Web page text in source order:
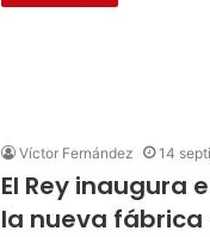
Víctor Fernández 14
El Rey inaugura
la nueva fábrica